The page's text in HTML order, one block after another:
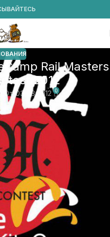
Rail Masters
2012
От 03.08.2012 0